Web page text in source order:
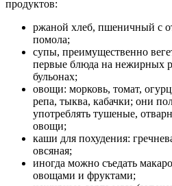
продуктов:
ржаной хлеб, пшеничный с
помола;
супы, преимущественно
первые блюда на нежирных
бульонах;
овощи: морковь, томат,
репа, тыква, кабачки; они
употреблять тушеные,
овощи;
каши для похудения:
овсяная;
иногда можно съедать
овощами и фруктами;